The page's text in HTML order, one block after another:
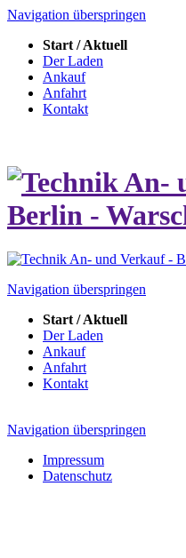
Navigation überspringen
Start / Aktuell
Der Laden
Ankauf
Anfahrt
Kontakt
Navigation überspringen
Start / Aktuell
Der Laden
Ankauf
Anfahrt
Kontakt
Navigation überspringen
Impressum
Datenschutz